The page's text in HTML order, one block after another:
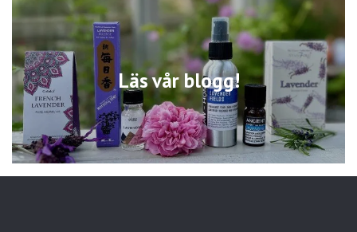
Läs vår blogg!